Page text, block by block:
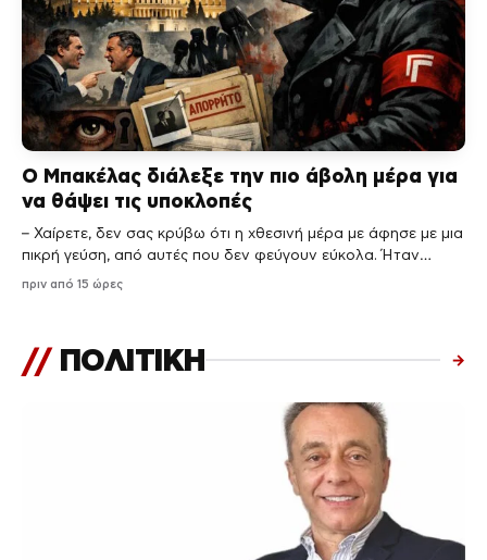
Ο Μπακέλας διάλεξε την πιο άβολη μέρα για
να θάψει τις υποκλοπές
– Χαίρετε, δεν σας κρύβω ότι η χθεσινή μέρα με άφησε με μια
πικρή γεύση, από αυτές που δεν φεύγουν εύκολα. Ήταν…
πριν από 15 ώρες
// ΠΟΛΙΤΙΚΗ →